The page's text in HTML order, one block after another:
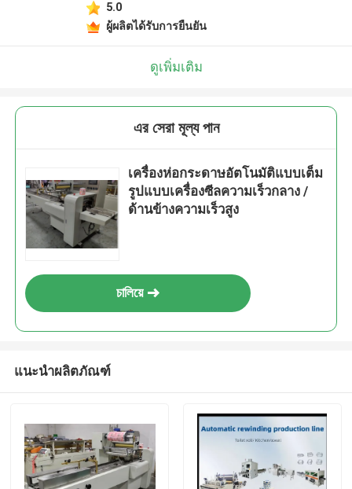
5.0
ผู้ผลิตได้รับการยืนยัน
ดูเพิ่มเติม
এর সেরা মূল্য পান
เครื่องห่อกระดาษอัตโนมัติแบบเต็ม
รูปแบบเครื่องซีลความเร็วกลาง /
ด้านข้างความเร็วสูง
চালিয়ে
แนะนำผลิตภัณฑ์